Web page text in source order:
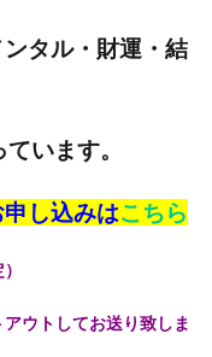
タル・財運・結
います。
し込みはこちら
トしてお送り致しま